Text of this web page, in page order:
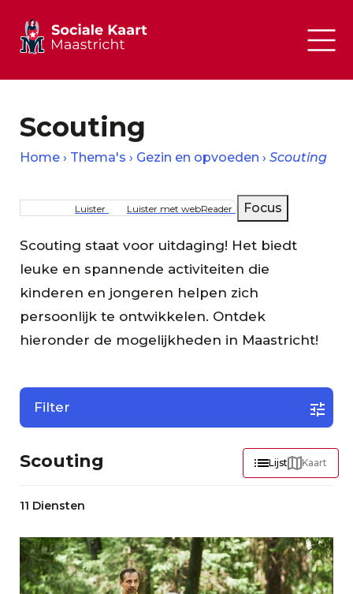
Scouting
Kruimelpad
Home Thema's Gezin en opvoeden Scouting
Luister Luister met webReader Focus
Scouting staat voor uitdaging! Het biedt
leuke en spannende activiteiten die
kinderen en jongeren helpen zich
persoonlijk te ontwikkelen. Ontdek
hieronder de mogelijkheden in Maastricht!
Filter
Scouting Lijst Kaart
11 Diensten